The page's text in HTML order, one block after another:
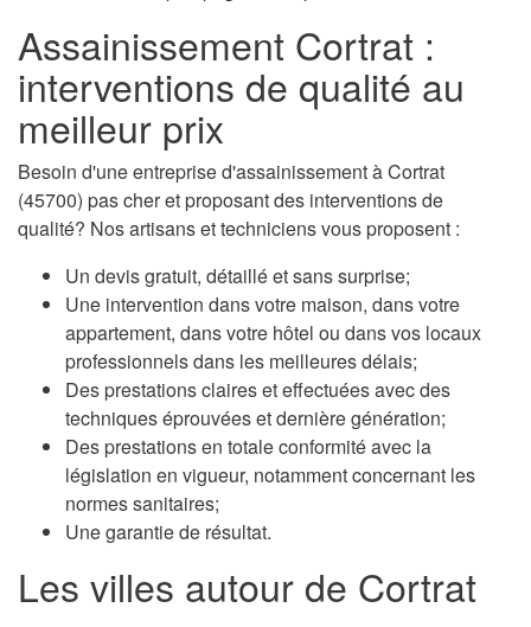
Assainissement Cortrat :
interventions de qualité au
meilleur prix
Besoin d'une entreprise d'assainissement à Cortrat
(45700) pas cher et proposant des interventions de
qualité? Nos artisans et techniciens vous proposent :
Un devis gratuit, détaillé et sans surprise;
Une intervention dans votre maison, dans votre
appartement, dans votre hôtel ou dans vos locaux
professionnels dans les meilleures délais;
Des prestations claires et effectuées avec des
techniques éprouvées et dernière génération;
Des prestations en totale conformité avec la
législation en vigueur, notamment concernant les
normes sanitaires;
Une garantie de résultat.
Les villes autour de Cortrat